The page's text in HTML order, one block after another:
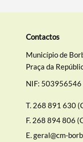
Contactos
Município de
Praça da
NIF: 503956546
T. 268 891 630
F. 268 894 806
E.geral@cm-